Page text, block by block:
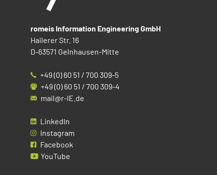
romeis Information Engineering GmbH
Hailerer Str. 16
D-63571 Gelnhausen-Mitte
+49 (0) 60 51 / 700 309-5
+49 (0) 60 51 / 700 309-4
mail@r-IE.de
LinkedIn
Instagram
Facebook
YouTube